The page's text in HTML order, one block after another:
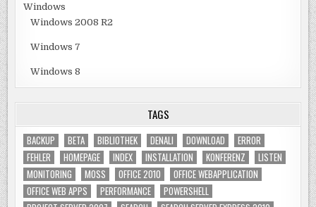
Windows
Windows 2008 R2
Windows 7
Windows 8
TAGS
BACKUP BETA BIBLIOTHEK DENALI DOWNLOAD
ERROR
FEHLER
HOMEPAGE INDEX INSTALLATION KONFERENZ
LISTEN
MONITORING
MOSS OFFICE 2010
OFFICE WEBAPPLICATION
OFFICE WEB APPS
PERFORMANCE
POWERSHELL